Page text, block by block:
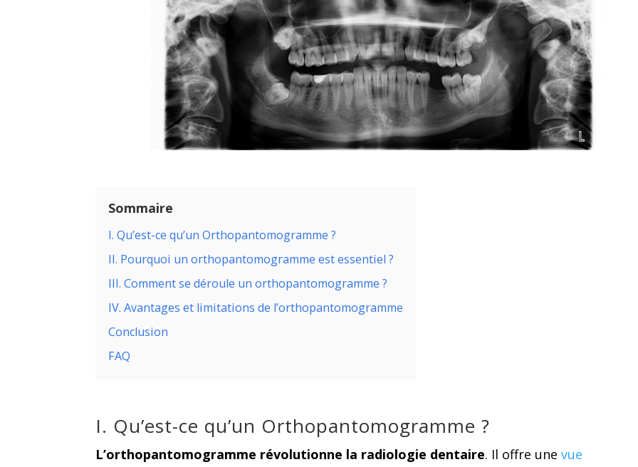
Sommaire
I. Qu’est-ce qu’un Orthopantomogramme ?
II. Pourquoi un orthopantomogramme est essentiel ?
III. Comment se déroule un orthopantomogramme ?
IV. Avantages et limitations de l’orthopantomogramme
Conclusion
FAQ
I. Qu’est-ce qu’un Orthopantomogramme ?
L’orthopantomogramme révolutionne la radiologie dentaire. Il offre unevue